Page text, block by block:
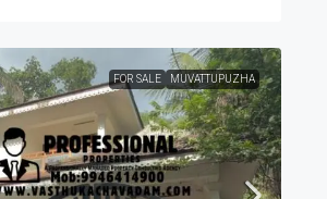
FOR SALE MUVATTUPUZHA